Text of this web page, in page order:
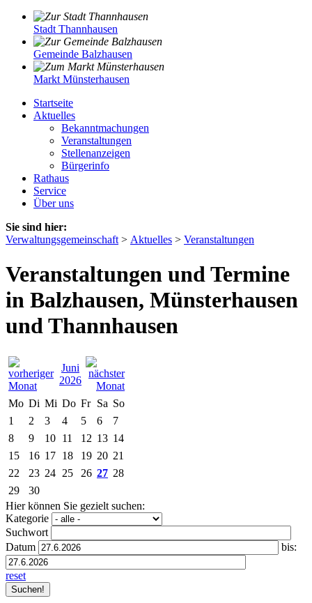
Stadt Thannhausen
Gemeinde Balzhausen
Markt Münsterhausen
Startseite
Aktuelles
Bekanntmachungen
Veranstaltungen
Stellenanzeigen
Bürgerinfo
Rathaus
Service
Über uns
Sie sind hier:
Verwaltungsgemeinschaft > Aktuelles > Veranstaltungen
Veranstaltungen und Termine
in Balzhausen, Münsterhausen
und Thannhausen
Juni
2026
Mo Di Mi Do Fr Sa So
1
2 3 4 5 6
7
8
9 10 11 12 13 14
15
16 17 18 19 20 21
22
23 24 25 26 27 28
29
30
Hier können Sie gezielt suchen:
Kategorie
Suchwort
Datum
bis:
reset